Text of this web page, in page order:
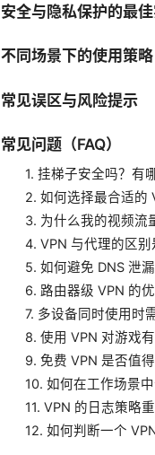
安全与隐私保护的最
不同场景下的使用策略
常见误区与风险提示
常见问题（FAQ）
1. 挂梯子安全吗？有
2. 如何选择最合适的
3. 为什么我的视频流
4. VPN 与代理的区别
5. 如何避免 DNS 泄漏
6. 路由器级 VPN 的优
7. 多设备同时使用时
8. 使用 VPN 对游戏有
9. 免费 VPN 是否值得
10. 如何在工作场景中
11. VPN 的日志策略重
12. 如何判断一个